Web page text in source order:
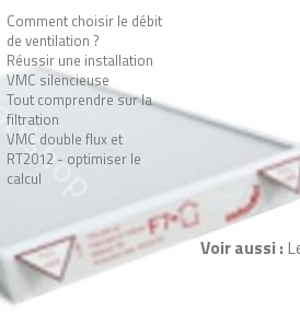
Comment choisir le débit
de ventilation ?
Réussir une installation
VMC silencieuse
Tout comprendre sur la
filtration
VMC double flux et
RT2012 - optimiser le
calcul
Voir aussi :